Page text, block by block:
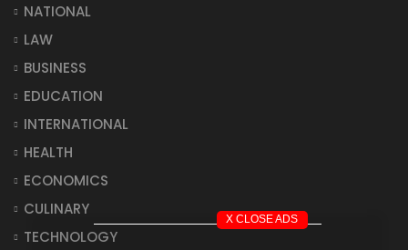
X CLOSE ADS
NATIONAL
LAW
BUSINESS
EDUCATION
INTERNATIONAL
HEALTH
ECONOMICS
CULINARY
TECHNOLOGY